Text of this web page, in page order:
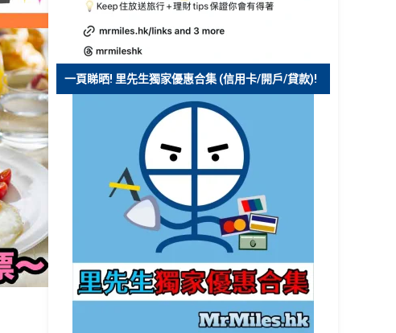
一頁睇晒! 里先生獨家優惠合集 (信用卡/開戶/貸款)!